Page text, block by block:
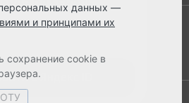
800 2018-054
Ставрополь
данных —
и принципами их
сохранение cookie в